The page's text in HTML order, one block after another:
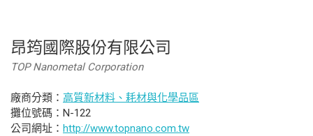
昂筠國際股份有限公司
TOP Nanometal Corporation
廠商分類： 高質新材料、耗材與化學品區
攤位號碼：N-122
公司網址： http://www.topnano.com.tw